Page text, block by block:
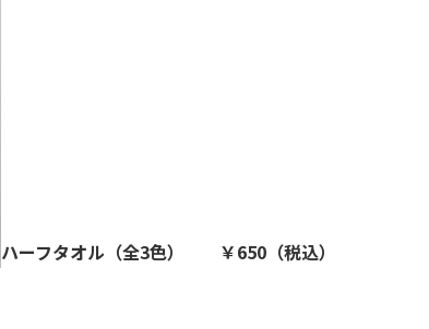
ハーフタオル（全3色） ￥650（税込）